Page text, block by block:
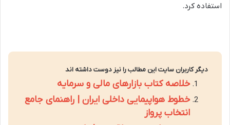
استفاده کرد.
دیگر کاربران سایت این مطالب را نیز دوست داشته اند
خلاصه کتاب بازارهای مالی و سرمایه
خطوط هواپیمایی داخلی ایران | راهنمای جامع
انتخاب پرواز